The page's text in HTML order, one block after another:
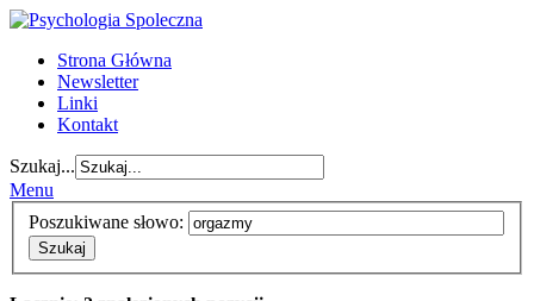
Strona Główna
Newsletter
Linki
Kontakt
Szukaj...
Menu
Poszukiwane słowo:
Szukaj